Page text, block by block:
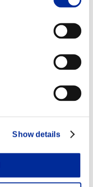
Show details